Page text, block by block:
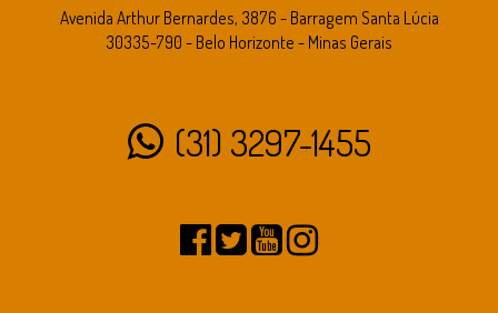
Avenida Arthur Bernardes, 3876 - Barragem Santa Lúcia
30335-790 - Belo Horizonte - Minas Gerais
(31) 3297-1455